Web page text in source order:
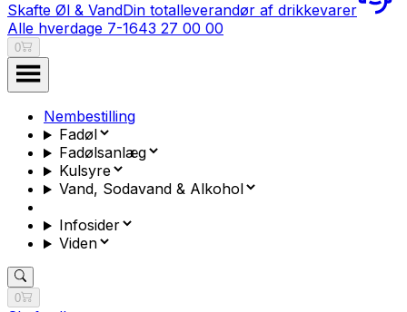
Skafte Øl & VandDin totalleverandør af drikkevarer
Alle hverdage 7-1643 27 00 00
0
Nembestilling
Fadøl
Fadølsanlæg
Kulsyre
Vand, Sodavand & Alkohol
Infosider
Viden
0